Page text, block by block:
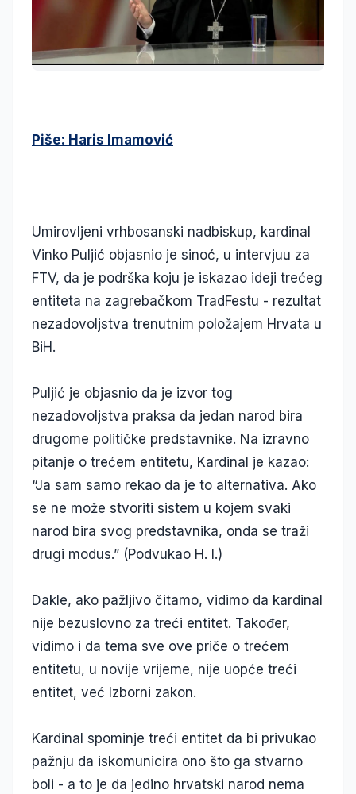
Piše: Haris Imamović
Umirovljeni vrhbosanski nadbiskup, kardinal
Vinko Puljić objasnio je sinoć, u intervjuu za
FTV, da je podrška koju je iskazao ideji trećeg
entiteta na zagrebačkom TradFestu - rezultat
nezadovoljstva trenutnim položajem Hrvata u
BiH.
Puljić je objasnio da je izvor tog
nezadovoljstva praksa da jedan narod bira
drugome političke predstavnike. Na izravno
pitanje o trećem entitetu, Kardinal je kazao:
“Ja sam samo rekao da je to alternativa. Ako
se ne može stvoriti sistem u kojem svaki
narod bira svog predstavnika, onda se traži
drugi modus.” (Podvukao H. I.)
Dakle, ako pažljivo čitamo, vidimo da kardinal
nije bezuslovno za treći entitet. Također,
vidimo i da tema sve ove priče o trećem
entitetu, u novije vrijeme, nije uopće treći
entitet, već Izborni zakon.
Kardinal spominje treći entitet da bi privukao
pažnju da iskomunicira ono što ga stvarno
boli - a to je da jedino hrvatski narod nema